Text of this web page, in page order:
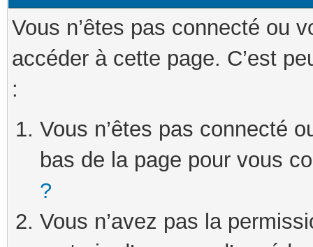
Vous n’êtes pas connecté ou
accéder à cette page. C’est
:
Vous n’êtes pas connecté
bas de la page pour vous
?
Vous n’avez pas la